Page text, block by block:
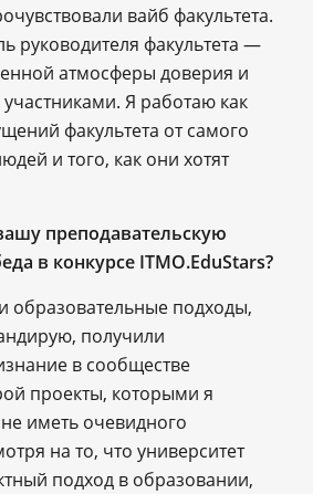
вайб факультета.
руководителя факультета —
атмосферы доверия и
Я работаю как
факультета от самого
и того, как они хотят
преподавательскую
в конкурсе ITMO.EduStars?
образовательные подходы,
получили
в сообществе
проекты, которыми я
иметь очевидного
на то, что университет
подход в образовании,